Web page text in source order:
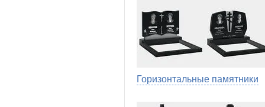
Горизонтальные памятники